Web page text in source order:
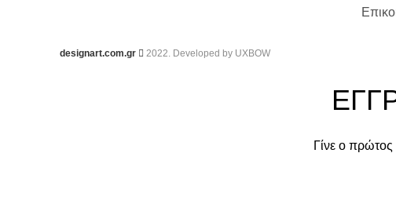
designart.com.gr 2022. Developed by UXBOW
Γίνε ο πρώτος